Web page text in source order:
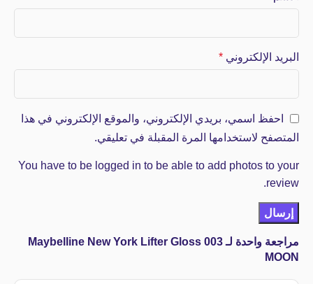
مراجعة واحدة لـMaybelline New York Lifter Gloss 003
MOON
البريد الإلكتروني *
احفظ اسمي، بريدي الإلكتروني، والموقع الإلكتروني في هذا
المتصفح لاستخدامها المرة المقبلة في تعليقي.
You have to be logged in to be able to add photos to your
review.